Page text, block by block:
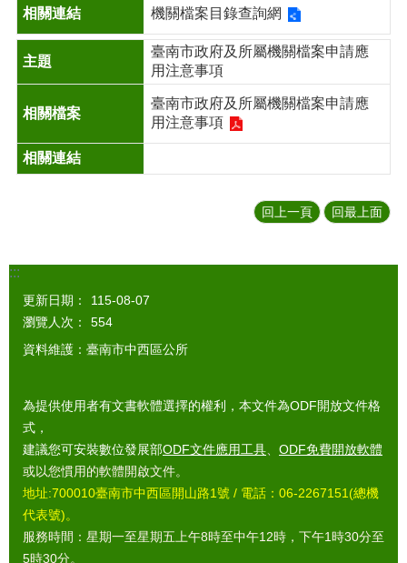
機關檔案目錄查詢網
臺南市政府及所屬機關檔案申請應
用注意事項
臺南市政府及所屬機關檔案申請應
用注意事項
回上一頁 回最上面
:::
更新日期：
115-08-07
瀏覽人次：
554
資料維護：臺南市中西區公所
為提供使用者有文書軟體選擇的權利，本文件為ODF開放文件格
式，
建議您可安裝數位發展部ODF文件應用工具、 ODF免費開放軟體
或以您慣用的軟體開啟文件。
地址:700010臺南市中西區開山路1號 / 電話：06-2267151(總機
代表號)。
服務時間：星期一至星期五上午8時至中午12時，下午1時30分至
5時30分。